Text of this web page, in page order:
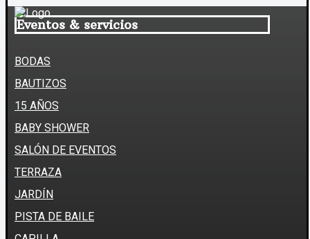
Eventos & servicios
BODAS
BAUTIZOS
15 AÑOS
BABY SHOWER
SALÓN DE EVENTOS
TERRAZA
JARDÍN
PISTA DE BAILE